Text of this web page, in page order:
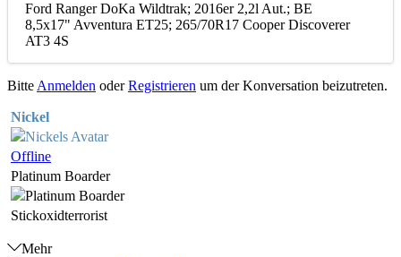
Ford Ranger DoKa Wildtrak; 2016er 2,2l Aut.; BE
8,5x17" Avventura ET25; 265/70R17 Cooper Discoverer
AT3 4S
Bitte Anmelden oderRegistrieren um der Konversation beizutreten.
Nickel
Offline
Platinum Boarder
Stickoxidterrorist
Mehr